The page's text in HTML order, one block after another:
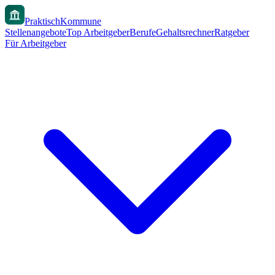
PraktischKommune
StellenangeboteTop ArbeitgeberBerufeGehaltsrechnerRatgeber
Für Arbeitgeber